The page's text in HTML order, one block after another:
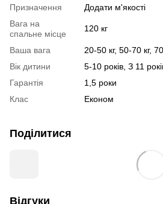
Призначення
Додати м'якості
Вага на
спальне місце
120 кг
Ваша вага
20-50 кг, 50-70 кг,
Вік дитини
5-10 років, З 11
Гарантія
1,5 роки
Клас
Економ
Поділитися
Відгуки